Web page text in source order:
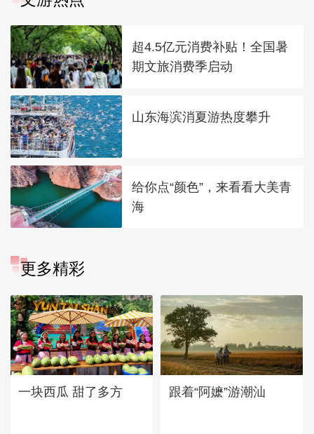
超4.5亿元消费补贴！全国暑
期文旅消费季启动
山东海滨消夏游热度攀升
给你点“颜色”，来看看大美青
海
更多精彩
一块西瓜 甜了多方 跟着“阿嬷”游潮汕